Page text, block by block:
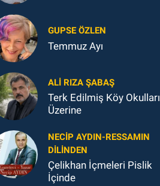
GUPSE ÖZLEN
Temmuz Ayı
ALI RIZA ŞABAŞ
Terk Edilmiş Köy Okulları
Üzerine
NECIP AYDIN-RESSAMIN
DILINDEN
Çelikhan İçmeleri Pislik
İçinde